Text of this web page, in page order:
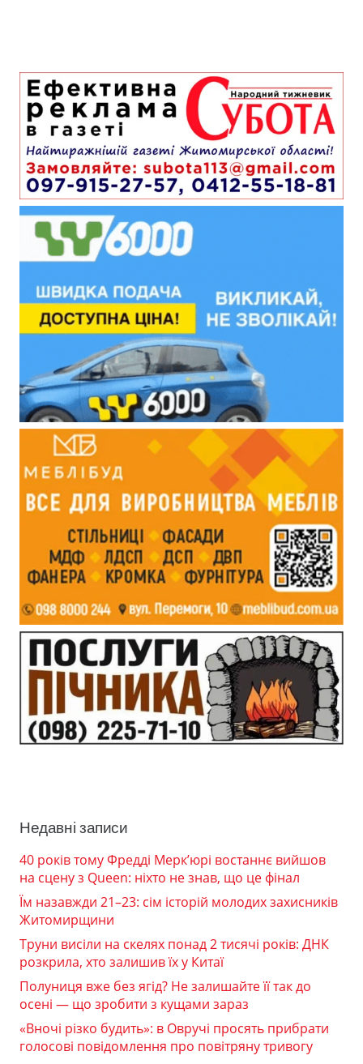
Недавні записи
40 років тому Фредді Мерк’юрі востаннє вийшов
на сцену з Queen: ніхто не знав, що це фінал
Їм назавжди 21–23: сім історій молодих захисників
Житомирщини
Труни висіли на скелях понад 2 тисячі років: ДНК
розкрила, хто залишив їх у Китаї
Полуниця вже без ягід? Не залишайте її так до
осені — що зробити з кущами зараз
«Вночі різко будить»: в Овручі просять прибрати
голосові повідомлення про повітряну тривогу